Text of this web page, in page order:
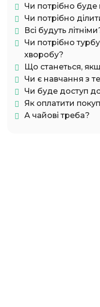
Чи потрібно буде
Чи потрібно
Всі будуть
Чи потрібно
хворобу?
Що станеться,
Чи є навчання з
Чи буде доступ
Як оплатити
А чайові треба?